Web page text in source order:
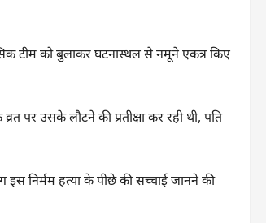
टीम को बुलाकर घटनास्थल से नमूने एकत्र किए
पर उसके लौटने की प्रतीक्षा कर रही थी, पति
निर्मम हत्या के पीछे की सच्चाई जानने की